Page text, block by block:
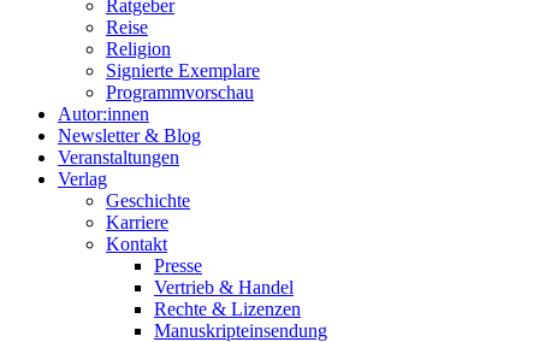
Ratgeber
Reise
Religion
Signierte Exemplare
Programmvorschau
Autor:innen
Newsletter & Blog
Veranstaltungen
Verlag
Geschichte
Karriere
Kontakt
Presse
Vertrieb & Handel
Rechte & Lizenzen
Manuskripteinsendung